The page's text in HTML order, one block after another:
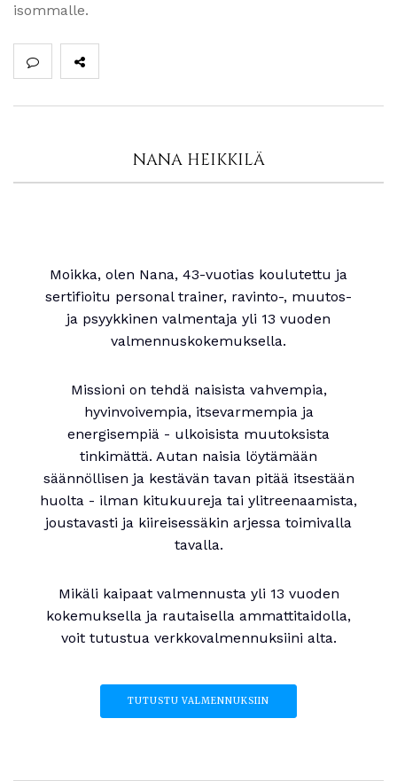
isommalle.
NANA HEIKKILÄ
Moikka, olen Nana, 43-vuotias koulutettu ja
sertifioitu personal trainer, ravinto-, muutos-
ja psyykkinen valmentaja yli 13 vuoden
valmennuskokemuksella.
Missioni on tehdä naisista vahvempia,
hyvinvoivempia, itsevarmempia ja
energisempiä - ulkoisista muutoksista
tinkimättä. Autan naisia löytämään
säännöllisen ja kestävän tavan pitää itsestään
huolta - ilman kitukuureja tai ylitreenaamista,
joustavasti ja kiireisessäkin arjessa toimivalla
tavalla.
Mikäli kaipaat valmennusta yli 13 vuoden
kokemuksella ja rautaisella ammattitaidolla,
voit tutustua verkkovalmennuksiini alta.
TUTUSTU VALMENNUKSIIN